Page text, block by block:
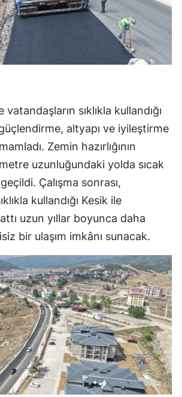
sıklıkla kullandığı
altyapı ve iyileştirme
Zemin hazırlığının
uzunluğundaki yolda sıcak
Çalışma sonrası,
kullandığı Kesik ile
uzun yıllar boyunca daha
bir ulaşım imkânı sunacak.